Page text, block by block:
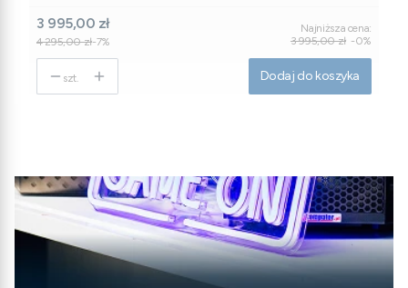
Cena promocyjna
3 995,00 zł
4 295,00 zł-7%
Najniższa cena:
3 995,00 zł -0%
szt. Dodaj do koszyka